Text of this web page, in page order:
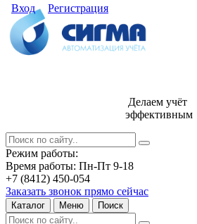
Вход Регистрация
Делаем учёт
эффективным
Режим работы:
Время работы: Пн-Пт 9-18
+7 (8412) 450-054
Заказать звонок прямо сейчас
Каталог Меню Поиск